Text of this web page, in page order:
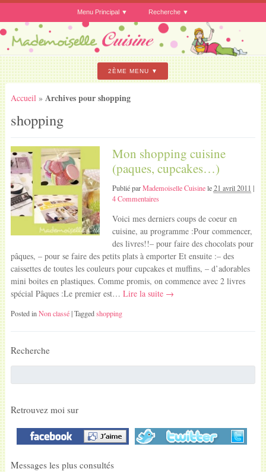
Menu Principal Recherche
2ÈME MENU
Accueil » Archives pour shopping
shopping
Mon shopping cuisine
(paques, cupcakes…)
Publié parMademoiselle Cuisinele21 avril 2011 |
4 Commentaires
Voici mes derniers coups de coeur en
cuisine, au programme :Pour commencer,
des livres!!– pour faire des chocolats pour
pâques, – pour se faire des petits plats à emporter Et ensuite :– des
caissettes de toutes les couleurs pour cupcakes et muffins, – d’adorables
mini boites en plastiques. Comme promis, on commence avec 2 livres
spécial Pâques :Le premier est… Lire la suite →
Posted inNon classé | Taggedshopping
Recherche
Retrouvez moi sur
Messages les plus consultés